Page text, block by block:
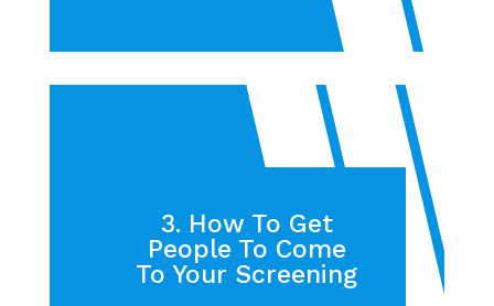
3. How To Get
People To Come
To Your Screening